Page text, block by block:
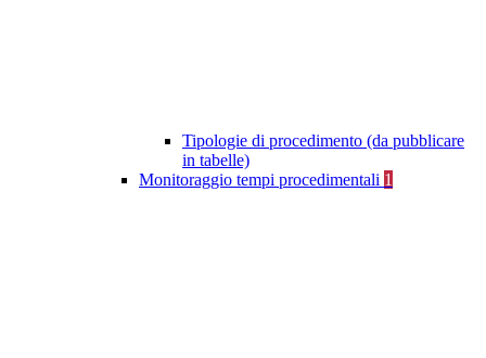
Tipologie di procedimento (da pubblicare
in tabelle)
Monitoraggio tempi procedimentali 1